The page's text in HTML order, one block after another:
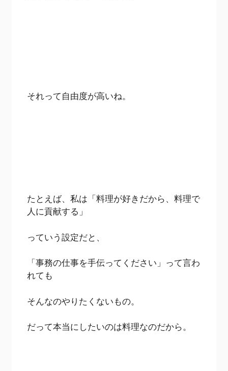
それって自由度が高いね。
たとえば、私は「料理が好きだから、料理で
人に貢献する」
っていう設定だと、
「事務の仕事を手伝ってください」って言わ
れても
そんなのやりたくないもの。
だって本当にしたいのは料理なのだから。